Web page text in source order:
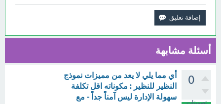
أسئلة مشابهة
0
تصويتات
أي مما يلي لا يعد من مميزات نموذج
النظير للنظير : مكوناته اقل تكلفة
سهولة الإدارة ليس آمناً جداً - مع